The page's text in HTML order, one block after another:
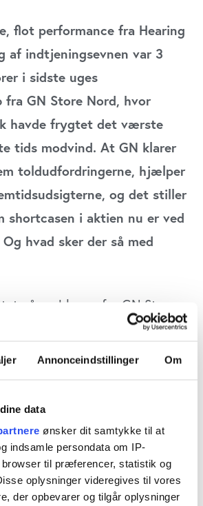
Annonceindstillinger Om
data
ønsker dit samtykke til at
indsamle persondata om IP-
til præferencer, statistik og
oplysninger videregives til vores
der opbevarer og tilgår oplysninger
flot performance fra Hearing
af indtjeningsevnen var 3
i sidste uges
fra GN Store Nord, hvor
havde frygtet det værste
tids modvind. At GN klarer
toldudfordringerne, hjælper
og det stiller
shortcasen i aktien nu er ved
hvad sker der så med
på problemer for GN Store
par kvartaler, hvor især den
at høreapparatkonkurrenterne
og de historiske trends.
derfor nok en udbredt frygt for